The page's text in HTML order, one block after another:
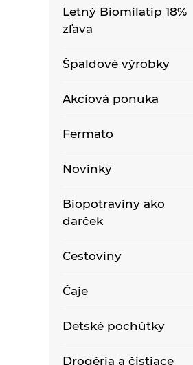
Letný Biomilatip 18%
zľava
Špaldové výrobky
Akciová ponuka
Fermato
Novinky
Biopotraviny ako
darček
Cestoviny
Bezlepkové bezvaječné
Bezlepkové bezvaječné
cestoviny pre deti
Čaje
Bioraráškovia Sonnentor
Detské pochúťky
Drogéria a čistiace